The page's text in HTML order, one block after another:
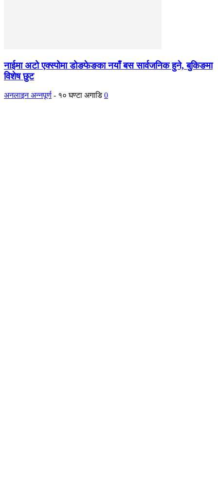
नाईमा अटो एक्स्पोमा डोङफेङका नयाँ बस सार्वजनिक हुने, बुकिङमा
विशेष छुट
अनलाइन अन्नपूर्ण - १० घण्टा अगाडि 0